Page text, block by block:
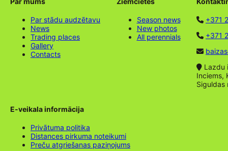
Par stādu audzētavu
News
Trading places
Gallery
Contacts
Season news
New photos
All perennials
+371
+371
Lazdu
Inciems,
Siguldas
E-veikala informācija
Privātuma politika
Distances pirkuma noteikumi
Preču atgriešanas paziņojums